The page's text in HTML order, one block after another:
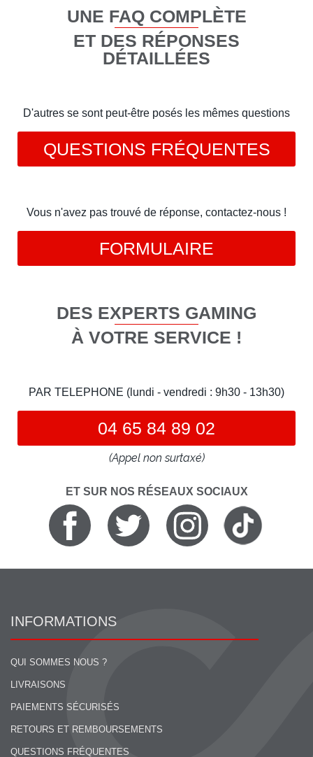
UNE FAQ COMPLÈTE
ET DES RÉPONSES
DÉTAILLÉES
D'autres se sont peut-être posés les mêmes questions
QUESTIONS FRÉQUENTES
Vous n'avez pas trouvé de réponse, contactez-nous !
FORMULAIRE
DES EXPERTS GAMING
À VOTRE SERVICE !
PAR TELEPHONE (lundi - vendredi : 9h30 - 13h30)
04 65 84 89 02
(Appel non surtaxé)
ET SUR NOS RÉSEAUX SOCIAUX
INFORMATIONS
QUI SOMMES NOUS ?
LIVRAISONS
PAIEMENTS SÉCURISÉS
RETOURS ET REMBOURSEMENTS
QUESTIONS FRÉQUENTES